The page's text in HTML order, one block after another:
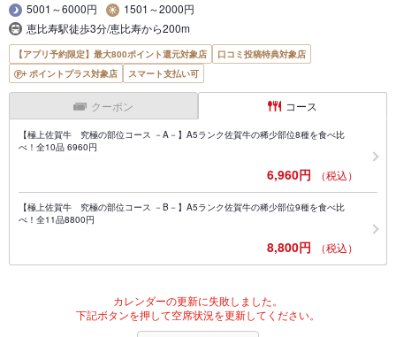
5001～6000円
1501～2000円
恵比寿駅徒歩3分/恵比寿から200m
【アプリ予約限定】最大800ポイント還元対象店
口コミ投稿特典対象店
ポイントプラス対象店
スマート支払い可
クーポン コース
【極上佐賀牛 究極の部位コース －A－】A5ランク佐賀牛の稀少部位8種を食べ比
べ！全10品 6960円
6,960円 （税込）
【極上佐賀牛 究極の部位コース －B－】A5ランク佐賀牛の稀少部位9種を食べ比
べ！全11品8800円
8,800円 （税込）
カレンダーの更新に失敗しました。
下記ボタンを押して空席状況を更新してください。